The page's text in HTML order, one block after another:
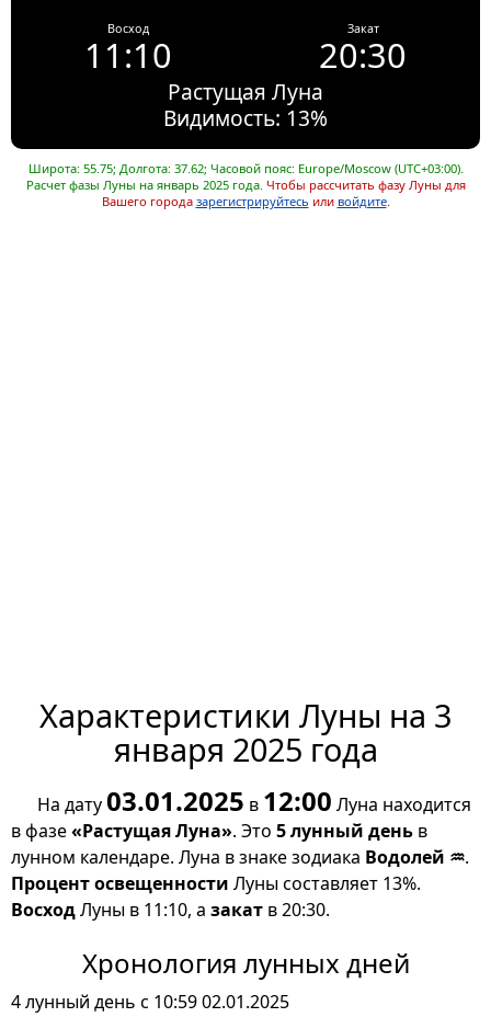
Восход
11:10
Закат
20:30
Растущая Луна
Видимость: 13%
Широта: 55.75; Долгота: 37.62; Часовой пояс: Europe/Moscow (UTC+03:00).
Расчет фазы Луны на январь 2025 года. Чтобы рассчитать фазу Луны для
Вашего города зарегистрируйтесь или войдите.
Характеристики Луны на 3
января 2025 года
На дату03.01.2025 в 12:00 Луна находится
в фазе«Растущая Луна». Это 5 лунный день в
лунном календаре. Луна в знаке зодиака Водолей ♒.
Процент освещенности Луны составляет 13%.
ВосходЛуны в 11:10, а закат в 20:30.
Хронология лунных дней
4 лунный день с 10:59 02.01.2025